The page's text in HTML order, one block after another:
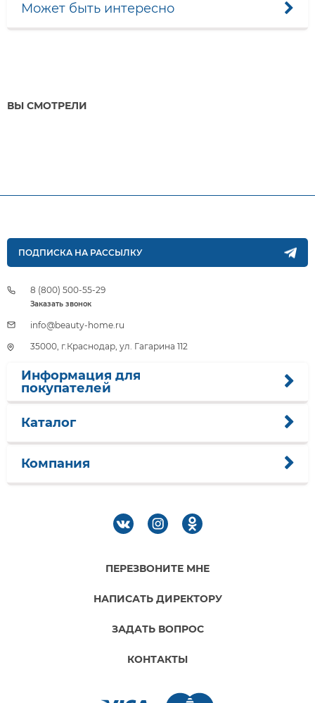
Может быть интересно
ВЫ СМОТРЕЛИ
ПОДПИСКА НА РАССЫЛКУ
8 (800) 500-55-29
Заказать звонок
info@beauty-home.ru
35000, г.Краснодар, ул. Гагарина 112
Информация для
покупателей
Каталог
Компания
ПЕРЕЗВОНИТЕ МНЕ
НАПИСАТЬ ДИРЕКТОРУ
ЗАДАТЬ ВОПРОС
КОНТАКТЫ